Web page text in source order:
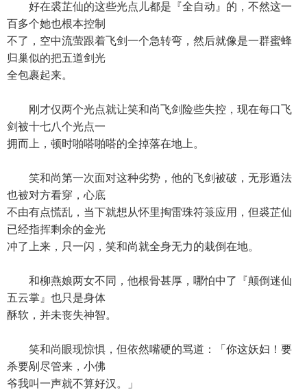
好在裘芷仙的这些光点儿都是『全自动』的，不然这一
百多个她也根本控制
不了，空中流萤跟着飞剑一个急转弯，然后就像是一群蜜蜂
归巢似的把五道剑光
全包裹起来。
刚才仅两个光点就让笑和尚飞剑险些失控，现在每口飞
剑被十七八个光点一
拥而上，顿时啪嗒啪嗒的全掉落在地上。
笑和尚第一次面对这种劣势，他的飞剑被破，无形遁法
也被对方看穿，心底
不由有点慌乱，当下就想从怀里掏雷珠符箓应用，但裘芷仙
已经指挥剩余的金光
冲了上来，只一闪，笑和尚就全身无力的栽倒在地。
和柳燕娘两女不同，他根骨甚厚，哪怕中了『颠倒迷仙
五云掌』也只是身体
酥软，并未丧失神智。
笑和尚眼现惊惧，但依然嘴硬的骂道：「你这妖妇！要
杀要剐尽管来，小佛
爷我叫一声就不算好汉。」